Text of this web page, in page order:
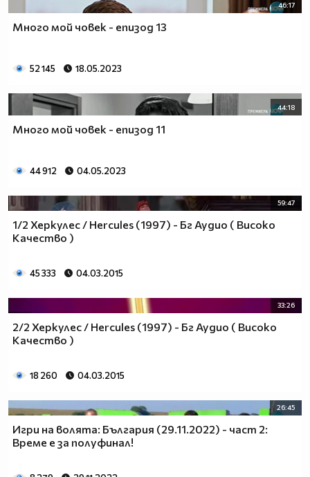
46:17
Много мой човек - епизод 13
52 145 18.05.2023
44:18
Много мой човек - епизод 11
44 912 04.05.2023
59:47
1/2 Херкулес / Hercules (1997) - Бг Аудио ( Високо
Качество )
45 333 04.03.2015
33:26
2/2 Херкулес / Hercules (1997) - Бг Аудио ( Високо
Качество )
18 260 04.03.2015
26:45
Игри на волята: България (29.11.2022) - част 2:
Време е за полуфинал!